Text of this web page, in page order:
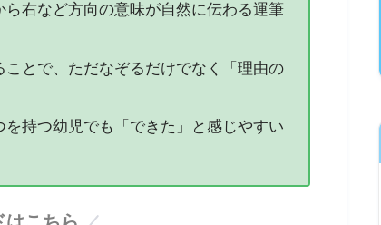
右など方向の意味が自然に伝わる運筆
とで、ただなぞるだけでなく「理由の
持つ幼児でも「できた」と感じやすい